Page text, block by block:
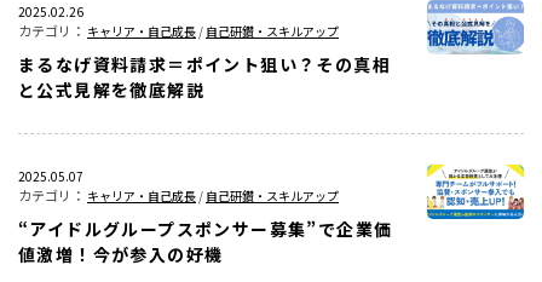
2025.02.26
キャリア・自己成長 / 自己研鑽・スキルアップ
まるなげ資料請求＝ポイント狙い？その真相
と公式見解を徹底解説
2025.05.07
キャリア・自己成長 / 自己研鑽・スキルアップ
“アイドルグループスポンサー募集”で企業価
値激増！今が参入の好機